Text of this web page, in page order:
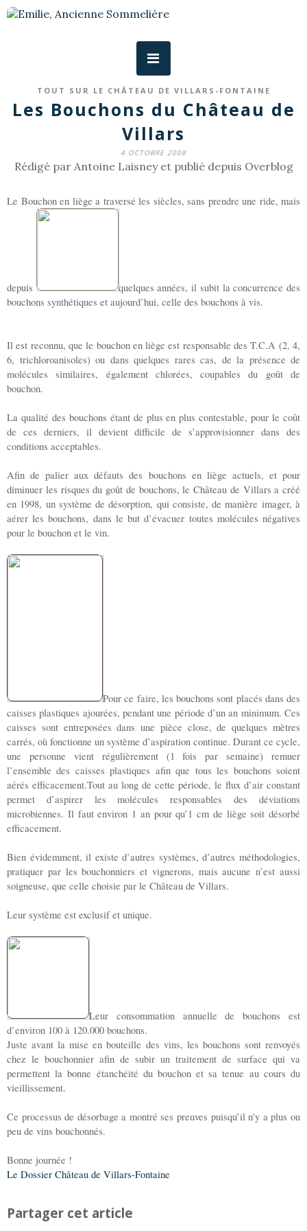
TOUT SUR LE CHÂTEAU DE VILLARS-FONTAINE
Les Bouchons du Château de
Villars
4 OCTOBRE 2008
Rédigé par Antoine Laisney et publié depuis Overblog
Le Bouchon en liège a traversé les siècles, sans prendre une ride, mais
depuis
quelques années, il subit la concurrence des
bouchons synthétiques et aujourd’hui, celle des bouchons à vis.
Il est reconnu, que le bouchon en liège est responsable des T.C.A (2, 4,
6, trichloroanisoles) ou dans quelques rares cas, de la présence de
molécules similaires, également chlorées, coupables du goût de
bouchon.
La qualité des bouchons étant de plus en plus contestable, pour le coût
de ces derniers, il devient difficile de s’approvisionner dans des
conditions acceptables.
Afin de palier aux défauts des bouchons en liège actuels, et pour
diminuer les risques du goût de bouchons, le Château de Villars a créé
en 1998, un système de désorption, qui consiste, de manière imager, à
aérer les bouchons, dans le but d’évacuer toutes molécules négatives
pour le bouchon et le vin.
Pour ce faire, les bouchons sont placés dans des
caisses plastiques ajourées, pendant une période d’un an minimum. Ces
caisses sont entreposées dans une pièce close, de quelques mètres
carrés, où fonctionne un système d’aspiration continue. Durant ce cycle,
une personne vient régulièrement (1 fois par semaine) remuer
l’ensemble des caisses plastiques afin que tous les bouchons soient
aérés efficacement.Tout au long de cette période, le flux d’air constant
permet d’aspirer les molécules responsables des déviations
microbiennes. Il faut environ 1 an pour qu’1 cm de liège soit désorbé
efficacement.
Bien évidemment, il existe d’autres systèmes, d’autres méthodologies,
pratiquer par les bouchonniers et vignerons, mais aucune n’est aussi
soigneuse, que celle choisie par le Château de Villars.
Leur système est exclusif et unique.
Leur consommation annuelle de bouchons est
d’environ 100 à 120.000 bouchons.
Juste avant la mise en bouteille des vins, les bouchons sont renvoyés
chez le bouchonnier afin de subir un traitement de surface qui va
permettent la bonne étanchéité du bouchon et sa tenue au cours du
vieillissement.
Ce processus de désorbage a montré ses preuves puisqu’il n'y a plus ou
peu de vins bouchonnés.
Bonne journée !
Le Dossier Château de Villars-Fontaine
Partager cet article